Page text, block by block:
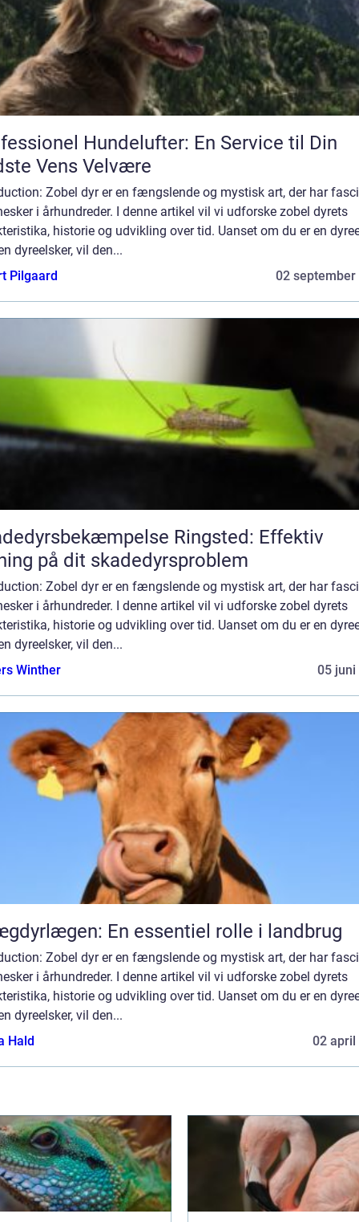
Hundelufter: En Service til Din
Vens Velvære
Zobel dyr er en fængslende og mystisk art, der har
i århundreder. I denne artikel vil vi udforske zobel dyrets
historie og udvikling over tid. Uanset om du er en
dyreelsker, vil den...
Pilgaard
02 september
Ringsted: Effektiv
på dit skadedyrsproblem
Zobel dyr er en fængslende og mystisk art, der har
i århundreder. I denne artikel vil vi udforske zobel dyrets
historie og udvikling over tid. Uanset om du er en
dyreelsker, vil den...
Winther
05 juni
En essentiel rolle i landbrug
Zobel dyr er en fængslende og mystisk art, der har
i århundreder. I denne artikel vil vi udforske zobel dyrets
historie og udvikling over tid. Uanset om du er en
dyreelsker, vil den...
Hald
02 april